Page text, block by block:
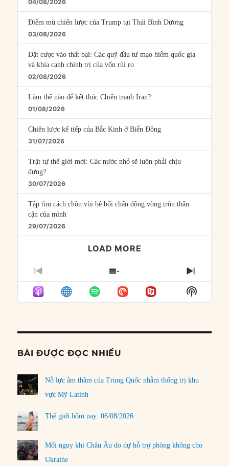
04/08/2026
Điểm mù chiến lược của Trump tại Thái Bình Dương
03/08/2026
Đặt cược vào thất bại: Các quỹ đầu tư mạo hiểm quốc gia
và khía cạnh chính trị của vốn rủi ro
02/08/2026
Làm thế nào để kết thúc Chiến tranh Iran?
01/08/2026
Chiến lược kế tiếp của Bắc Kinh ở Biển Đông
31/07/2026
Trật tự thế giới mới: Các nước nhỏ sẽ luôn phải chịu
đựng?
30/07/2026
Tập tìm cách chôn vùi bê bối chấn động vòng tròn thân
cận của mình
29/07/2026
LOAD MORE
PREVIOUS
EPISODE
SHOW
EPISODES
LIST
NEXT
Show
Podcast
BÀI ĐƯỢC ĐỌC NHIỀU
Nỗ lực âm thầm của Trung Quốc nhằm thống trị khu
vực Mỹ Latinh
Thế giới hôm nay: 06/08/2026
Mối nguy khi Châu Âu do dự hỗ trợ phòng không cho
Ukraine